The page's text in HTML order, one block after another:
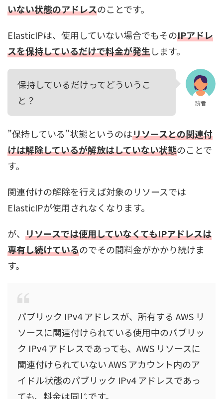
いない状態のアドレスのことです。
ElasticIPは、使用していない場合でもそのIPアドレ
スを保持しているだけで料金が発生します。
保持しているだけってどういうこ
と？
読者
”保持している”状態というのはリソースとの関連付
けは解除しているが解放はしていない状態のことで
す。
関連付けの解除を行えば対象のリソースでは
ElasticIPが使用されなくなります。
が、 リソースでは使用していなくてもIPアドレスは
専有し続けているのでその間料金がかかり続けま
す。
パブリック IPv4 アドレスが、所有する AWS リ
ソースに関連付けられている使用中のパブリッ
ク IPv4 アドレスであっても、AWS リソースに
関連付けられていない AWS アカウント内のア
イドル状態のパブリック IPv4 アドレスであっ
ても、料金は同じです。